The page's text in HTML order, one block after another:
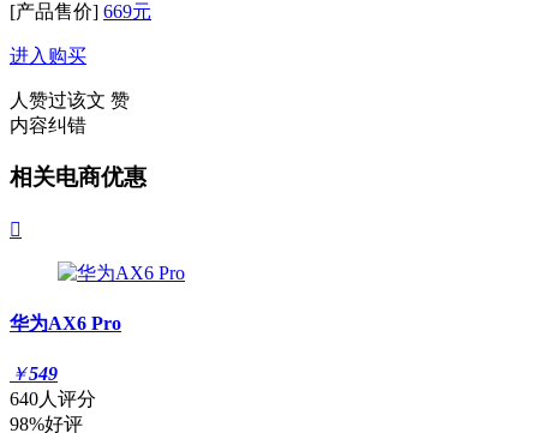
[产品售价] 669元
进入购买
人赞过该文 赞
内容纠错
相关电商优惠

华为AX6 Pro
￥549
640人评分
98%好评